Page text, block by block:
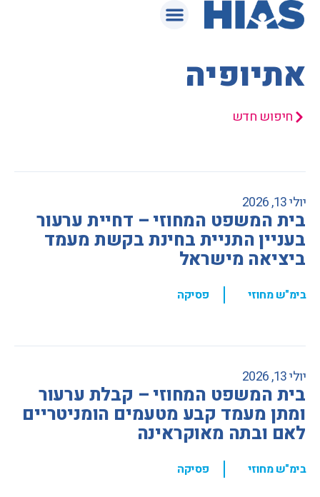
אתיופיה
חיפוש חדש
יולי 13, 2026
בית המשפט המחוזי – דחיית ערעור
בעניין התניית בחינת בקשת מעמד
ביציאה מישראל
בימ"ש מחוזי , פסיקה
יולי 13, 2026
בית המשפט המחוזי – קבלת ערעור
ומתן מעמד קבע מטעמים הומניטריים
לאם ובתה מאוקראינה
בימ"ש מחוזי , פסיקה